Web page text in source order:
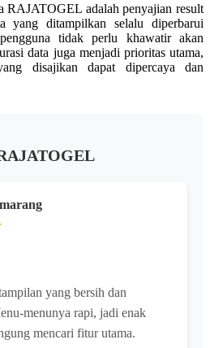
RAJATOGEL adalah penyajian result
yang ditampilkan selalu diperbarui
tidak perlu khawatir akan
data juga menjadi prioritas utama,
disajikan dapat dipercaya dan
yang bersih dan
menunya rapi, jadi enak
mencari fitur utama.